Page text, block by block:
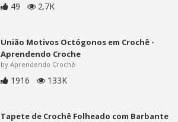
49 2.7K
União Motivos Octógonos em Crochê -
Aprendendo Croche
by Aprendendo Crochê
1916 133K
Tapete de Crochê Folheado com Barbante